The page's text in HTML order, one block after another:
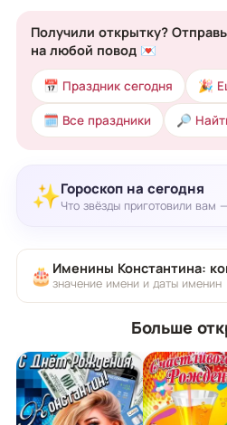
Получили открытку?
на любой повод 💌
📅 Праздник сегодня 🎉
🗓 Все праздники 🔎
✨Гороскоп на сегодня
Что звёзды приготовили вам
🎂 Именины Константина:
значение имени и даты именин
Больше